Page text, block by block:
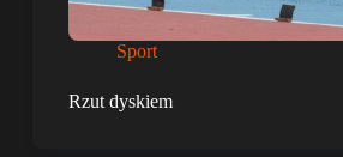
Sport
Rzut dyskiem